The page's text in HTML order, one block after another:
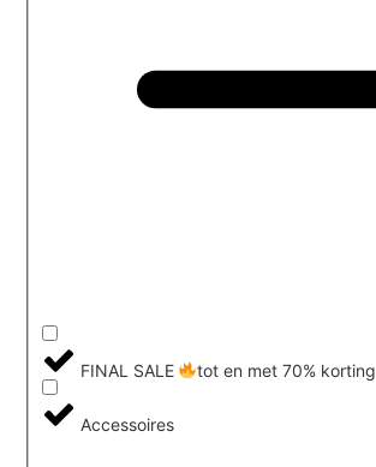
FINAL SALE tot en met 70% korting
Accessoires